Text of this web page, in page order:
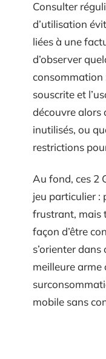
Consulter
d’utilisation
liées à une
d’observer
consommation
souscrite et
découvre alors
inutilisés, ou
restrictions
Au fond, ces 2
jeu particulier :
frustrant, mais
façon d’être
s’orienter
meilleure arme
mobile sans